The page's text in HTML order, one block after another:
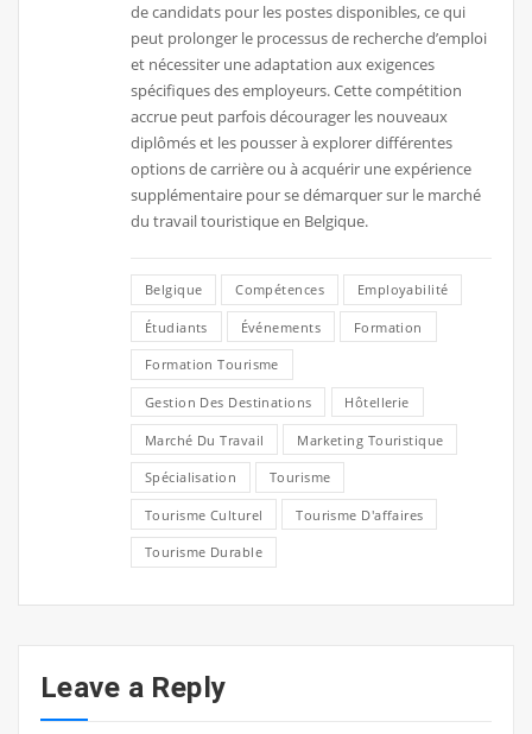
de candidats pour les postes disponibles, ce qui
peut prolonger le processus de recherche d’emploi
et nécessiter une adaptation aux exigences
spécifiques des employeurs. Cette compétition
accrue peut parfois décourager les nouveaux
diplômés et les pousser à explorer différentes
options de carrière ou à acquérir une expérience
supplémentaire pour se démarquer sur le marché
du travail touristique en Belgique.
Belgique Compétences Employabilité
Étudiants Événements Formation
Formation Tourisme
Gestion Des Destinations Hôtellerie
Marché Du Travail Marketing Touristique
Spécialisation Tourisme
Tourisme Culturel Tourisme D'affaires
Tourisme Durable
Leave a Reply